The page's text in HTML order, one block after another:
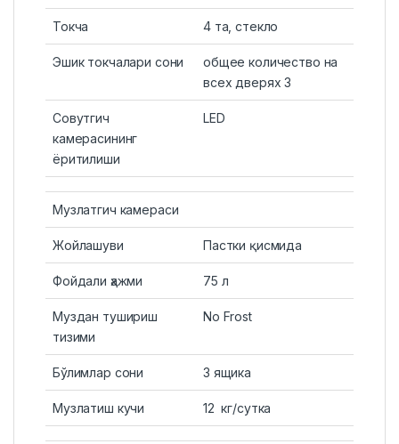
Токча 4 та, стекло
Эшик токчалари сони
общее количество на
всех дверях 3
Совутгич
камерасининг
ёритилиши
LED
Музлатгич камераси
Жойлашуви Пастки қисмида
Фойдали ҳажми 75 л
Муздан тушириш
тизими
No Frost
Бўлимлар сони 3 ящика
Музлатиш кучи 12 кг/cутка